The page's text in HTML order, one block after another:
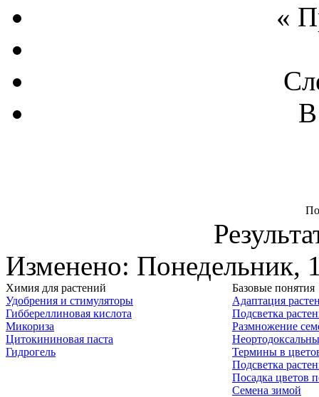
«
Изменено: Понедельник,
Химия для растений
Удобрения и стимуляторы
Гиббереллиновая кислота
Микориза
Цитокининовая паста
Гидрогель
Базовые понятия
Адаптация
Подсветка
Размножение
Термины в
Подсветка
Посадка цветов
Семена зимой